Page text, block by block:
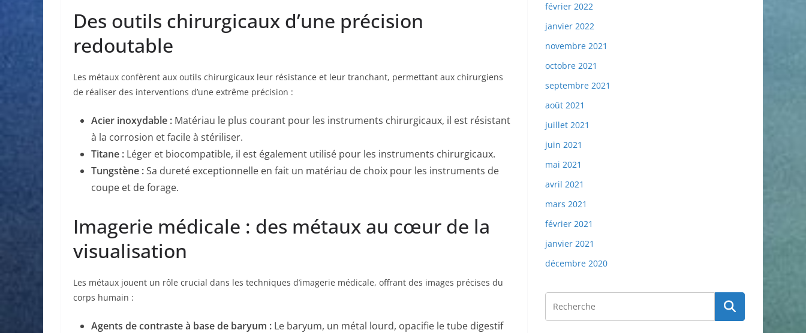
Des outils chirurgicaux d’une précision
redoutable
Les métaux confèrent aux outils chirurgicaux leur résistance et leur tranchant, permettant aux chirurgiens
de réaliser des interventions d’une extrême précision :
Acier inoxydable : Matériau le plus courant pour les instruments chirurgicaux, il est résistant
à la corrosion et facile à stériliser.
Titane : Léger et biocompatible, il est également utilisé pour les instruments chirurgicaux.
Tungstène :Sa dureté exceptionnelle en fait un matériau de choix pour les instruments de
coupe et de forage.
Imagerie médicale : des métaux au cœur de la
visualisation
Les métaux jouent un rôle crucial dans les techniques d’imagerie médicale, offrant des images précises du
corps humain :
Agents de contraste à base de baryum : Le baryum, un métal lourd, opacifie le tube digestif
février 2022
janvier 2022
novembre 2021
octobre 2021
septembre 2021
août 2021
juillet 2021
juin 2021
mai 2021
avril 2021
mars 2021
février 2021
janvier 2021
décembre 2020